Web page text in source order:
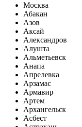
Москва
Абакан
Азов
Аксай
Александров
Алушта
Альметьевск
Анапа
Апрелевка
Арзамас
Армавир
Артем
Архангельск
Асбест